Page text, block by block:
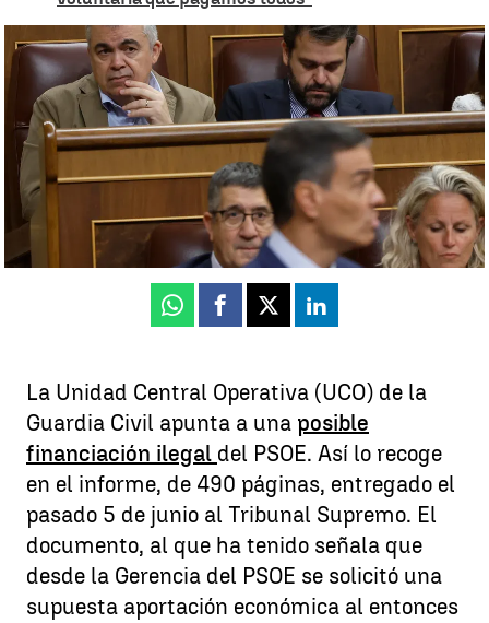
El informe de la UCO apunta a una financiación ilegal del PSOE |
Ángel Granero
Publicado:13 de junio de 2025, 10:36
Whatsapp
Facebook
X Linkedin
La Unidad Central Operativa (UCO) de la
Guardia Civil apunta a una posible
financiación ilegal del PSOE. Así lo recoge
en el informe, de 490 páginas, entregado el
pasado 5 de junio al Tribunal Supremo. El
documento, al que ha tenido señala que
desde la Gerencia del PSOE se solicitó una
supuesta aportación económica al entonces